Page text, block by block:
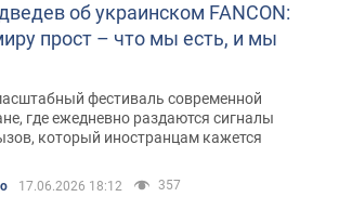
об украинском FANCON:
прост – что мы есть, и мы
фестиваль современной
где ежедневно раздаются сигналы
который иностранцам кажется
17.06.2026 18:12 357